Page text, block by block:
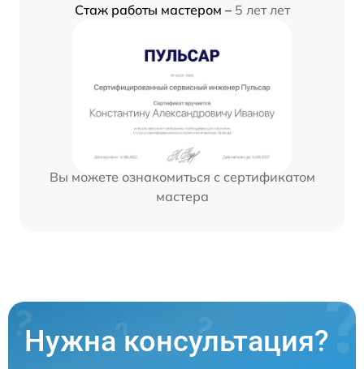
Стаж работы мастером – 5 лет лет
Вы можете ознакомиться с сертификатом
мастера
Нужна консультация?